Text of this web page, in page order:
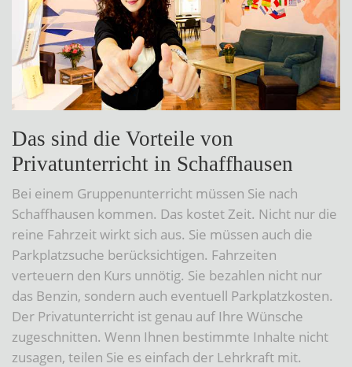
Das sind die Vorteile von
Privatunterricht in Schaffhausen
Bei einem Gruppenunterricht müssen Sie nach
Schaffhausen kommen. Das kostet Zeit. Nicht nur die
reine Fahrzeit wirkt sich aus. Sie müssen auch die
Parkplatzsuche berücksichtigen. Fahrzeiten
verteuern den Kurs unnötig. Sie bezahlen nicht nur
das Benzin, sondern auch eventuell Parkplatzkosten.
Der Privatunterricht ist genau auf Ihre Wünsche
zugeschnitten. Wenn Ihnen bestimmte Inhalte nicht
zusagen, teilen Sie es einfach der Lehrkraft mit.